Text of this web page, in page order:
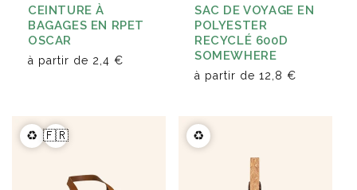
CEINTURE À
BAGAGES EN RPET
OSCAR
à partir de 2,4 €
SAC DE VOYAGE EN
POLYESTER
RECYCLÉ 600D
SOMEWHERE
à partir de 12,8 €
♻️ 🇫🇷 ♻️